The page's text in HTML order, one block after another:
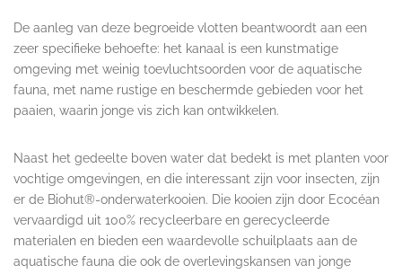
De aanleg van deze begroeide vlotten beantwoordt aan een
zeer specifieke behoefte: het kanaal is een kunstmatige
omgeving met weinig toevluchtsoorden voor de aquatische
fauna, met name rustige en beschermde gebieden voor het
paaien, waarin jonge vis zich kan ontwikkelen.
Naast het gedeelte boven water dat bedekt is met planten voor
vochtige omgevingen, en die interessant zijn voor insecten, zijn
er de Biohut®-onderwaterkooien. Die kooien zijn door Ecocéan
vervaardigd uit 100% recycleerbare en gerecycleerde
materialen en bieden een waardevolle schuilplaats aan de
aquatische fauna die ook de overlevingskansen van jonge